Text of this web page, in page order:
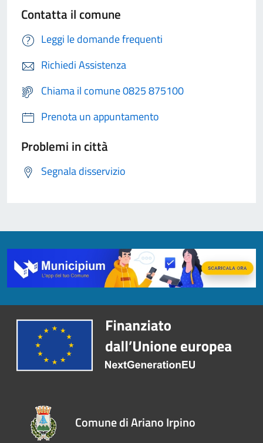
Contatta il comune
Leggi le domande frequenti
Richiedi Assistenza
Chiama il comune 0825 875100
Prenota un appuntamento
Problemi in città
Segnala disservizio
Comune di Ariano Irpino